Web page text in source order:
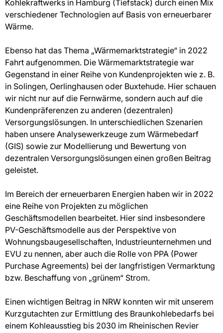
Kohlekraftwerks in Hamburg (Tiefstack) durch einen Mix
verschiedener Technologien auf Basis von erneuerbarer
Wärme.
Ebenso hat das Thema „Wärmemarktstrategie“ in 2022
Fahrt aufgenommen. Die Wärmemarktstrategie war
Gegenstand in einer Reihe von Kundenprojekten wie z. B.
in Solingen, Oerlinghausen oder Buxtehude. Hier schauen
wir nicht nur auf die Fernwärme, sondern auch auf die
Kundenpräferenzen zu anderen (dezentralen)
Versorgungslösungen. In unterschiedlichen Szenarien
haben unsere Analysewerkzeuge zum Wärmebedarf
(GIS) sowie zur Modellierung und Bewertung von
dezentralen Versorgungslösungen einen großen Beitrag
geleistet.
Im Bereich der erneuerbaren Energien haben wir in 2022
eine Reihe von Projekten zu möglichen
Geschäftsmodellen bearbeitet. Hier sind insbesondere
PV-Geschäftsmodelle aus der Perspektive von
Wohnungsbaugesellschaften, Industrieunternehmen und
EVU zu nennen, aber auch die Rolle von PPA (Power
Purchase Agreements) bei der langfristigen Vermarktung
bzw. Beschaffung von „grünem“ Strom.
Einen wichtigen Beitrag in NRW konnten wir mit unserem
Kurzgutachten zur Ermittlung des Braunkohlebedarfs bei
einem Kohleausstieg bis 2030 im Rheinischen Revier